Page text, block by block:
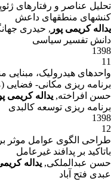
تحلیل عناصر و رفتارهای
کنشهای منطقهای داعش
یداله کریمی پور , حیدری
دانش تفسیر سیاسی
1398
11
واحدهای هیدرولیک،
برنامه ریزی مکانی-
حسن افراخته, یداله کریمی
برنامه ریزی توسعه کالبدی
1398
12
طراحی الگوی عوامل موثر
باتاکید بر پدافند غیرعامل
حسن عبدالملکی, یداله
عبدی فتح آباد